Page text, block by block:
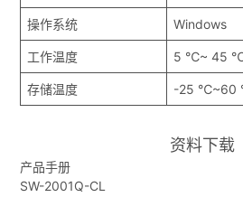
操作系统 Windows
工作温度 5 ℃~ 45
存储温度 -25
资料下载
产品手册
SW-2001Q-CL